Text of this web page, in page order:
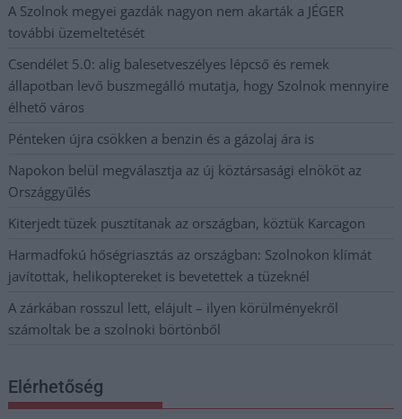
A Szolnok megyei gazdák nagyon nem akarták a JÉGER
további üzemeltetését
Csendélet 5.0: alig balesetveszélyes lépcső és remek
állapotban levő buszmegálló mutatja, hogy Szolnok mennyire
élhető város
Pénteken újra csökken a benzin és a gázolaj ára is
Napokon belül megválasztja az új köztársasági elnököt az
Országgyűlés
Kiterjedt tüzek pusztítanak az országban, köztük Karcagon
Harmadfokú hőségriasztás az országban: Szolnokon klímát
javítottak, helikoptereket is bevetettek a tüzeknél
A zárkában rosszul lett, elájult – ilyen körülményekről
számoltak be a szolnoki börtönből
Elérhetőség